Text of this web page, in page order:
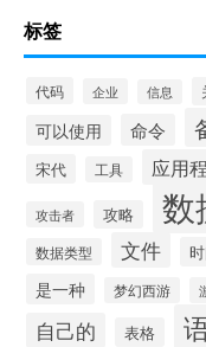
标签
代码 企业 信息
可以使用 命令
宋代 工具 应用
攻击者 攻略 数
数据类型 文件
是一种
梦幻西游
自己的 表格